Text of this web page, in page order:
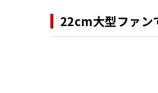
22cm大型ファン